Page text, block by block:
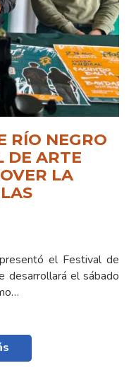
RÍO NEGRO
DE ARTE
LA
el Festival de
desarrollará el sábado